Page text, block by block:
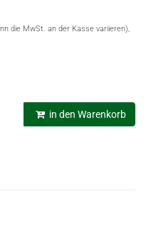
die MwSt. an der Kasse variieren),
in den Warenkorb